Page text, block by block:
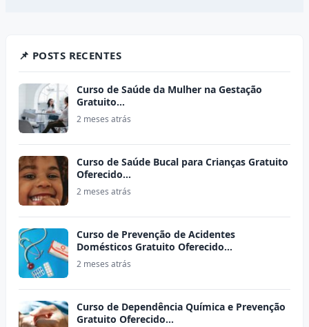
📌 POSTS RECENTES
Curso de Saúde da Mulher na Gestação
Gratuito…
2 meses atrás
Curso de Saúde Bucal para Crianças Gratuito
Oferecido…
2 meses atrás
Curso de Prevenção de Acidentes
Domésticos Gratuito Oferecido…
2 meses atrás
Curso de Dependência Química e Prevenção
Gratuito Oferecido…